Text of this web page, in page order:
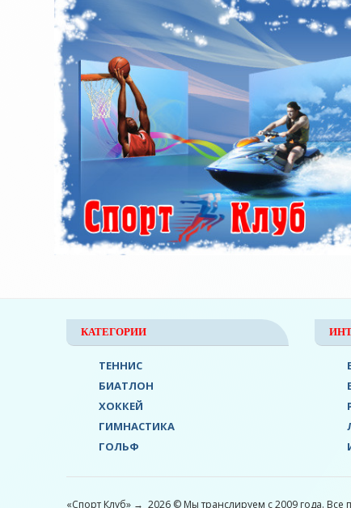
КАТЕГОРИИ
ТЕННИС
БИАТЛОН
ХОККЕЙ
ГИМНАСТИКА
ГОЛЬФ
«Спорт Клуб» →2026 © Мы транслируем с 2009 года. Все